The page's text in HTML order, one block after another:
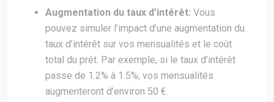
Augmentation du taux d’intérêt: Vous
pouvez simuler l’impact d’une augmentation du
taux d’intérêt sur vos mensualités et le coût
total du prêt. Par exemple, si le taux d’intérêt
passe de 1.2% à 1.5%, vos mensualités
augmenteront d’environ 50 €.